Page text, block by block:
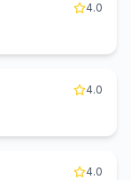
4.0
4.0
4.0